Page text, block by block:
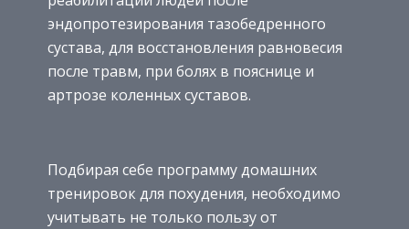
эндопротезирования тазобедренного
сустава, для восстановления равновесия
после травм, при болях в пояснице и
артрозе коленных суставов.
Подбирая себе программу домашних
тренировок для похудения, необходимо
учитывать не только пользу от